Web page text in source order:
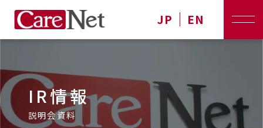
JP EN
IR情報
説明会資料